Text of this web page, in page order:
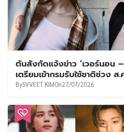
ต้นสังกัดแจ้งข่าว ‘เวอร์นอน –
เตรียมเข้ากรมรับใช้ชาติช่วง ส
BySVVEET KIMOn27/07/2026